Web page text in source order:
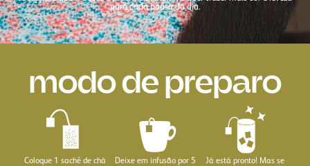
para cada pausa do dia.
modo de preparo
Coloque 1 sachê de chá
Deixe em infusão por 5
Já está pronto! Mas se